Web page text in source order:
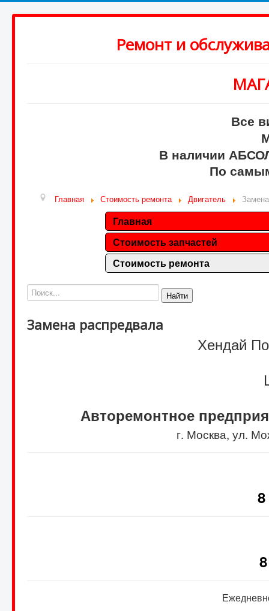
Ремонт и
Все
В наличии
По
Главная Стоимость ремонта Двигатель
Главная
Стоимость запчастей
Стоимость ремонта
Найти
Замена распредвала
Хендай
Авторемонтное
г. Москва, ул.